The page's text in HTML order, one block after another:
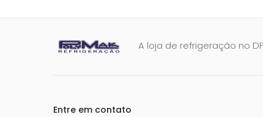
A loja de refrigeração no
Entre em contato